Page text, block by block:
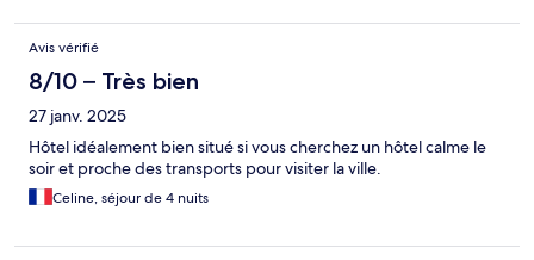
Avis vérifié
8/10 – Très bien
27 janv. 2025
Hôtel idéalement bien situé si vous cherchez un hôtel calme le
soir et proche des transports pour visiter la ville.
Celine, séjour de 4 nuits